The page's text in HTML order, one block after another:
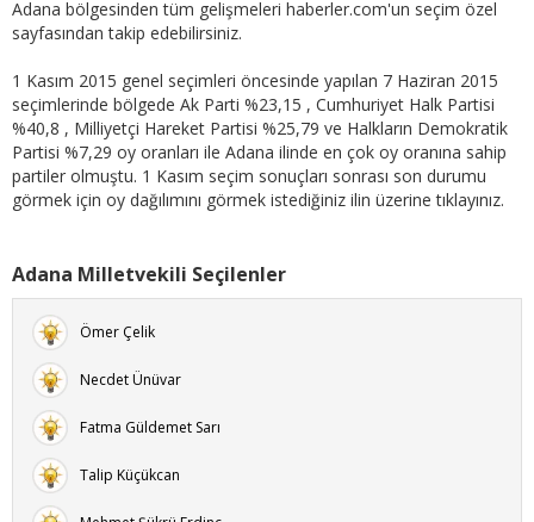
Adana bölgesinden tüm gelişmeleri haberler.com'un seçim özel
sayfasından takip edebilirsiniz.
1 Kasım 2015 genel seçimleri öncesinde yapılan 7 Haziran 2015
seçimlerinde bölgede Ak Parti %23,15 , Cumhuriyet Halk Partisi
%40,8 , Milliyetçi Hareket Partisi %25,79 ve Halkların Demokratik
Partisi %7,29 oy oranları ile Adana ilinde en çok oy oranına sahip
partiler olmuştu. 1 Kasım seçim sonuçları sonrası son durumu
görmek için oy dağılımını görmek istediğiniz ilin üzerine tıklayınız.
Adana Milletvekili Seçilenler
Ömer Çelik
Necdet Ünüvar
Fatma Güldemet Sarı
Talip Küçükcan